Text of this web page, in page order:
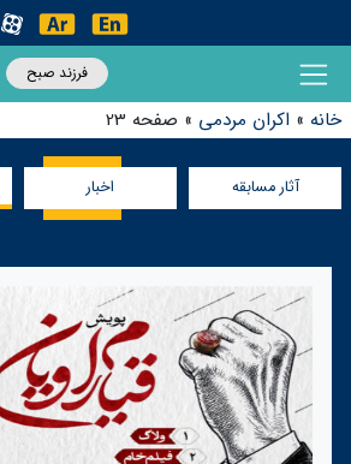
فرزند صبح
خانه » اکران مردمی » صفحه 23
آثار مسابقه اخبار